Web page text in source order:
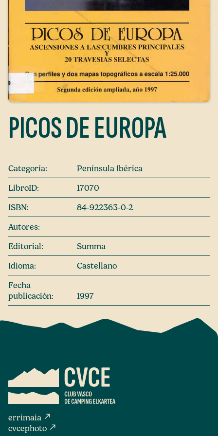
PICOS DE EUROPA
Categoría:
Península Ibérica
LibroID:
17070
ISBN:
84-922363-0-2
Autores:
Editorial:
Summa
Idioma:
Castellano
Fecha
publicación:
1997
errimaia north_east
cvcephoto north_east